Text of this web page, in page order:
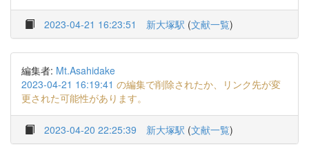
2023-04-21 16:23:51 新大塚駅 (文献一覧)
編集者: Mt.Asahidake
2023-04-21 16:19:41 の編集で削除されたか、リンク先が変
更された可能性があります。
2023-04-20 22:25:39 新大塚駅 (文献一覧)